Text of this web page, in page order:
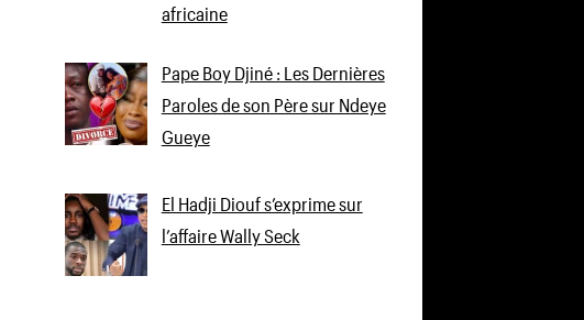
africaine
Pape Boy Djiné : Les Dernières
Paroles de son Père sur Ndeye
Gueye
El Hadji Diouf s’exprime sur
l’affaire Wally Seck